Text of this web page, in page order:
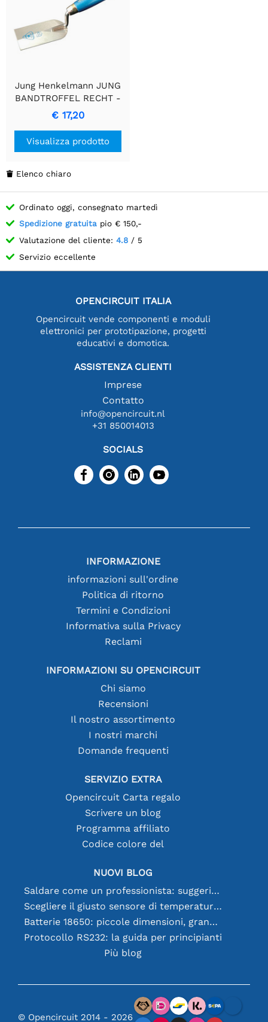
Jung Henkelmann JUNG
BANDTROFFEL RECHT -
Strumento di Precisione in
Acciaio Inossidabile
€ 17,20
Visualizza prodotto
 Elenco chiaro
Ordinato oggi, consegnato martedì
Spedizione gratuita pio € 150,-
Valutazione del cliente: 4.8 / 5
Servizio eccellente
OPENCIRCUIT ITALIA
Opencircuit vende componenti e moduli
elettronici per prototipazione, progetti
educativi e domotica.
ASSISTENZA CLIENTI
Imprese
Contatto
info@opencircuit.nl
+31 850014013
SOCIALS
INFORMAZIONE
informazioni sull'ordine
Politica di ritorno
Termini e Condizioni
Informativa sulla Privacy
Reclami
INFORMAZIONI SU OPENCIRCUIT
Chi siamo
Recensioni
Il nostro assortimento
I nostri marchi
Domande frequenti
SERVIZIO EXTRA
Opencircuit Carta regalo
Scrivere un blog
Programma affiliato
Codice colore del
NUOVI BLOG
Saldare come un professionista: suggerimenti per connessioni elettroniche perfette
Scegliere il giusto sensore di temperatura [youtube]
Batterie 18650: piccole dimensioni, grandi prestazioni
Protocollo RS232: la guida per principianti
Più blog
© Opencircuit 2014 - 2026